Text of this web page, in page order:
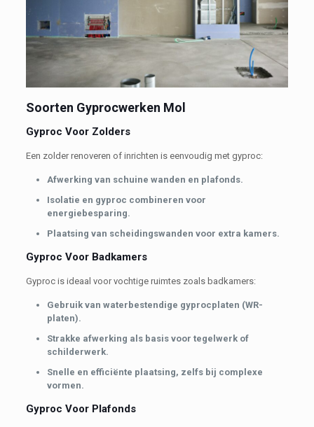
Soorten Gyprocwerken Mol
Gyproc Voor Zolders
Een zolder renoveren of inrichten is eenvoudig met gyproc:
Afwerking van schuine wanden en plafonds.
Isolatie en gyproc combineren voor
energiebesparing.
Plaatsing van scheidingswanden voor extra kamers.
Gyproc Voor Badkamers
Gyproc is ideaal voor vochtige ruimtes zoals badkamers:
Gebruik van waterbestendige gyprocplaten (WR-
platen).
Strakke afwerking als basis voor tegelwerk of
schilderwerk.
Snelle en efficiënte plaatsing, zelfs bij complexe
vormen.
Gyproc Voor Plafonds